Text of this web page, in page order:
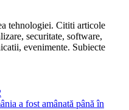
tehnologiei. Cititi articole
securitate, software,
evenimente. Subiecte
a fost amânată până în